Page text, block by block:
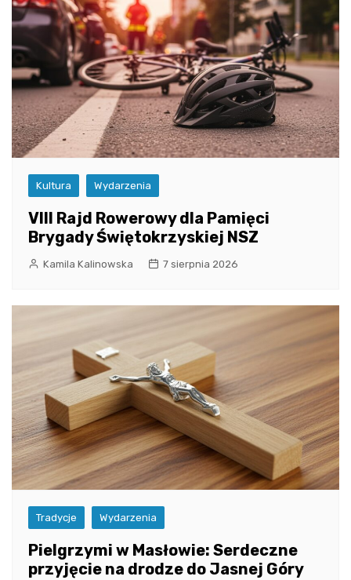
Kultura Wydarzenia
VIII Rajd Rowerowy dla Pamięci
Brygady Świętokrzyskiej NSZ
Kamila Kalinowska 7 sierpnia 2026
Tradycje Wydarzenia
Pielgrzymi w Masłowie: Serdeczne
przyjęcie na drodze do Jasnej Góry